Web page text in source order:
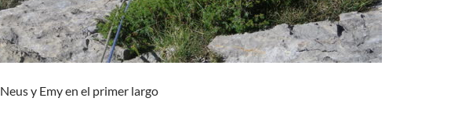
Neus y Emy en el primer largo